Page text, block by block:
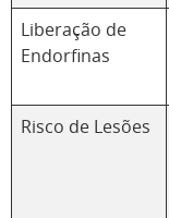
Liberação de
Endorfinas
Risco de Lesões